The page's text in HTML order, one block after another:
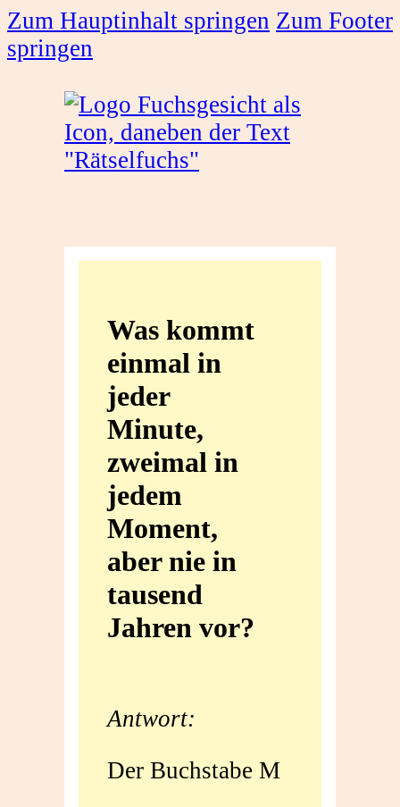
Zum Hauptinhalt springen Zum Footer
springen
kommt
einmal
Minute,
zweimal
Moment,
Was kommt
einmal in
jeder
Minute,
zweimal in
jedem
Moment,
aber nie in
tausend
Jahren vor?
Antwort:
Der Buchstabe M